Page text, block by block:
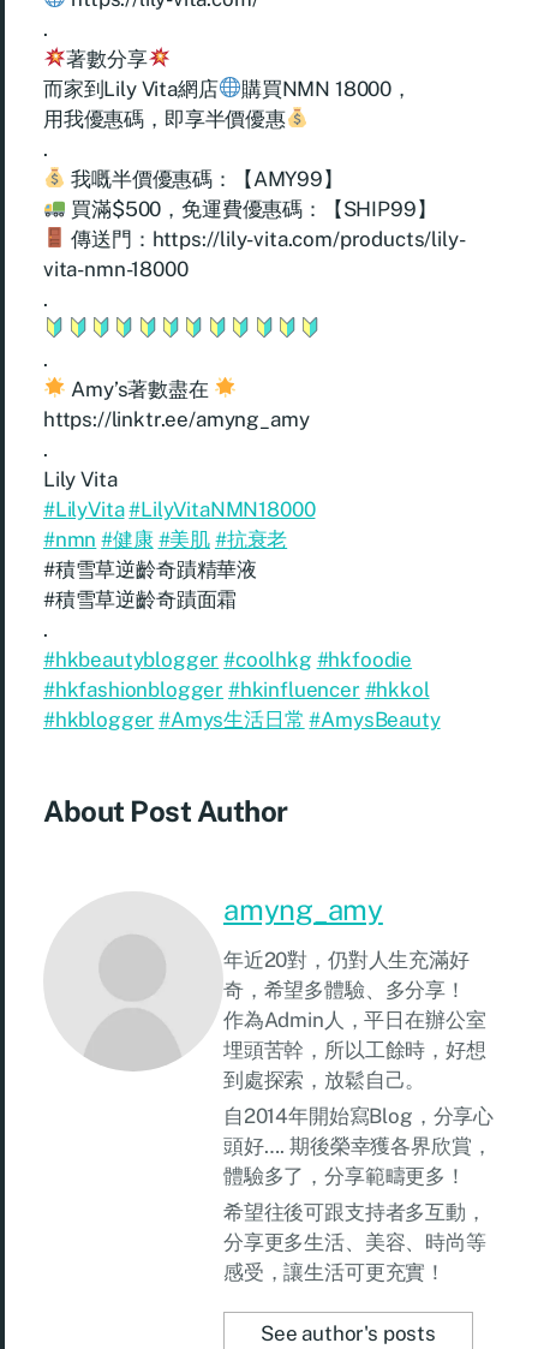
.
著數分享
而家到Lily Vita網店
購買NMN 18000，
用我優惠碼，即享半價優惠
.
我嘅半價優惠碼：【AMY99】
買滿$500，免運費優惠碼：【SHIP99】
傳送門：https://lily-vita.com/products/lily-
vita-nmn-18000
.
.
Amy’s著數盡在
https://linktr.ee/amyng_amy
.
Lily Vita
#LilyVita#LilyVitaNMN18000
#nmn #健康 #美肌 #抗衰老
#積雪草逆齡奇蹟精華液
#積雪草逆齡奇蹟面霜
.
#hkbeautyblogger #coolhkg #hkfoodie
#hkfashionblogger #hkinfluencer #hkkol
#hkblogger #Amys生活日常 #AmysBeauty
About Post Author
amyng_amy
年近20對，仍對人生充滿好
奇，希望多體驗、多分享！
作為Admin人，平日在辦公室
埋頭苦幹，所以工餘時，好想
到處探索，放鬆自己。
自2014年開始寫Blog，分享心
頭好…. 期後榮幸獲各界欣賞，
體驗多了，分享範疇更多！
希望往後可跟支持者多互動，
分享更多生活、美容、時尚等
感受，讓生活可更充實！
See author's posts